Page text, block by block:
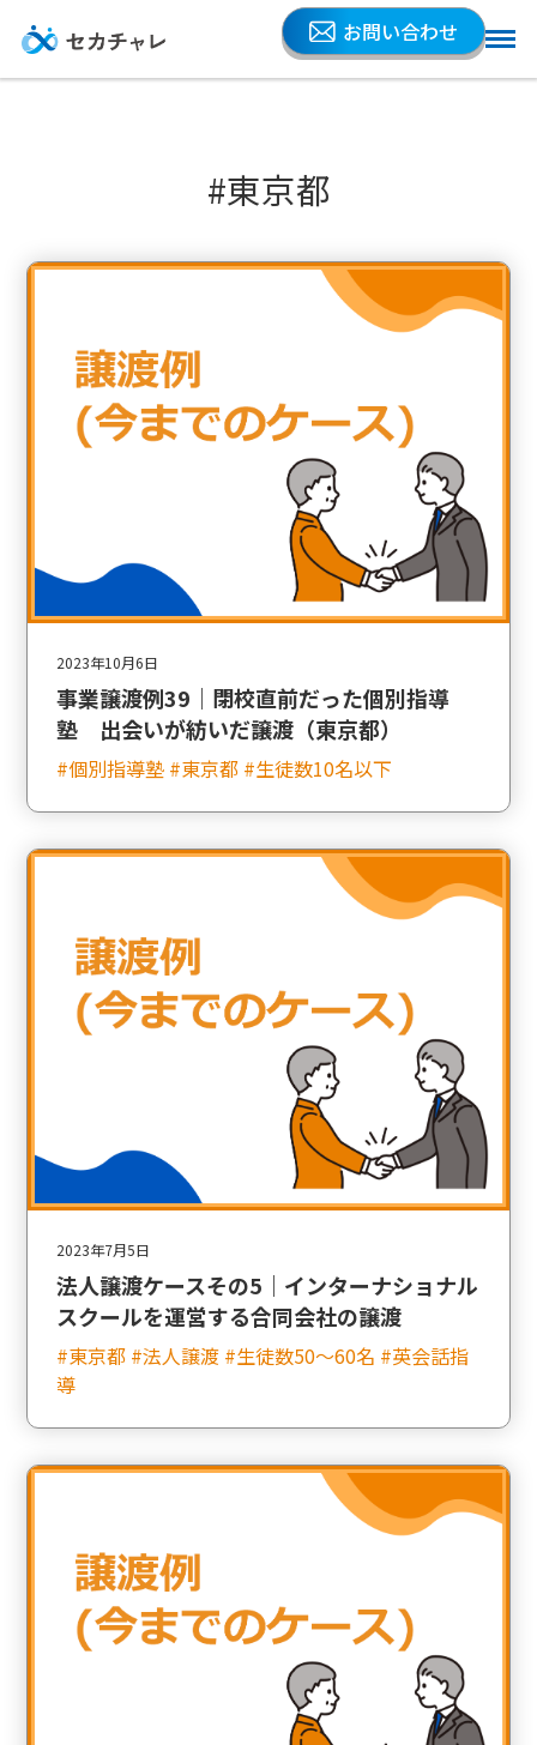
お問い合わせ
#東京都
2023年10月6日
事業譲渡例39｜閉校直前だった個別指導
塾 出会いが紡いだ譲渡（東京都）
#個別指導塾 #東京都 #生徒数10名以下
2023年7月5日
法人譲渡ケースその5｜インターナショナル
スクールを運営する合同会社の譲渡
#東京都 #法人譲渡 #生徒数50〜60名 #英会話指
導